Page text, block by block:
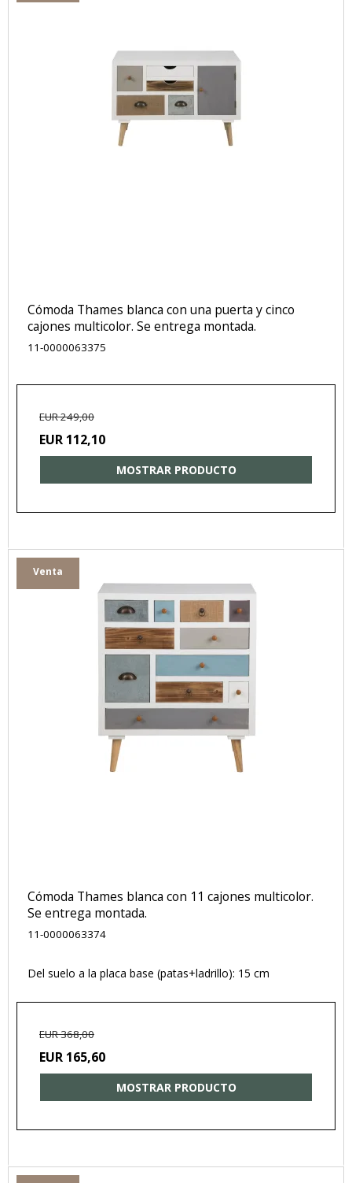
Cómoda Thames blanca con una puerta y cinco
cajones multicolor. Se entrega montada.
11-0000063375
EUR 249,00
EUR 112,10
MOSTRAR PRODUCTO
Venta
Cómoda Thames blanca con 11 cajones multicolor.
Se entrega montada.
11-0000063374
Del suelo a la placa base (patas+ladrillo): 15 cm
EUR 368,00
EUR 165,60
MOSTRAR PRODUCTO